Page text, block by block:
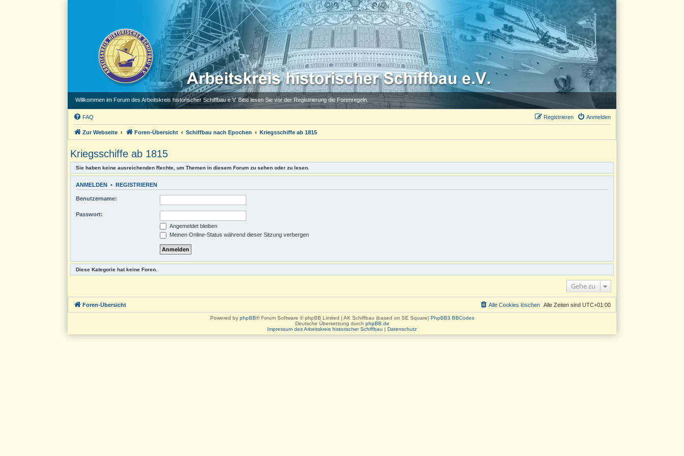
Willkommen im Forum des Arbeitskreis historischer Schiffbau e.V. Bitte lesen Sie vor der Registrierung die Forenregeln.
FAQ Anmelden
Registrieren
Zur Webseite Foren-Übersicht Schiffbau nach Epochen Kriegsschiffe ab 1815
Kriegsschiffe ab 1815
Sie haben keine ausreichenden Rechte, um Themen in diesem Forum zu sehen oder zu lesen.
ANMELDEN • REGISTRIEREN
Benutzername:
Passwort:
Angemeldet bleiben
Meinen Online-Status während dieser Sitzung verbergen
Diese Kategorie hat keine Foren.
Gehe zu
Foren-Übersicht Alle Zeiten sind UTC+01:00
Alle Cookies löschen
Powered by phpBB® Forum Software © phpBB Limited | AK Schiffbau (based on SE Square) PhpBB3 BBCodes
Deutsche Übersetzung durch phpBB.de
Impressum des Arbeitskreis historischer Schiffbau | Datenschutz